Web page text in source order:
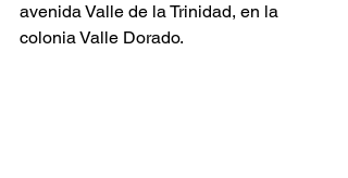
avenida Valle de la Trinidad, en la
colonia Valle Dorado.